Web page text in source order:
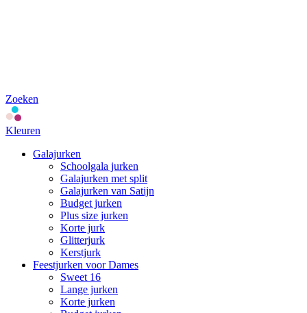
Zoeken
Kleuren
Galajurken
Schoolgala jurken
Galajurken met split
Galajurken van Satijn
Budget jurken
Plus size jurken
Korte jurk
Glitterjurk
Kerstjurk
Feestjurken voor Dames
Sweet 16
Lange jurken
Korte jurken